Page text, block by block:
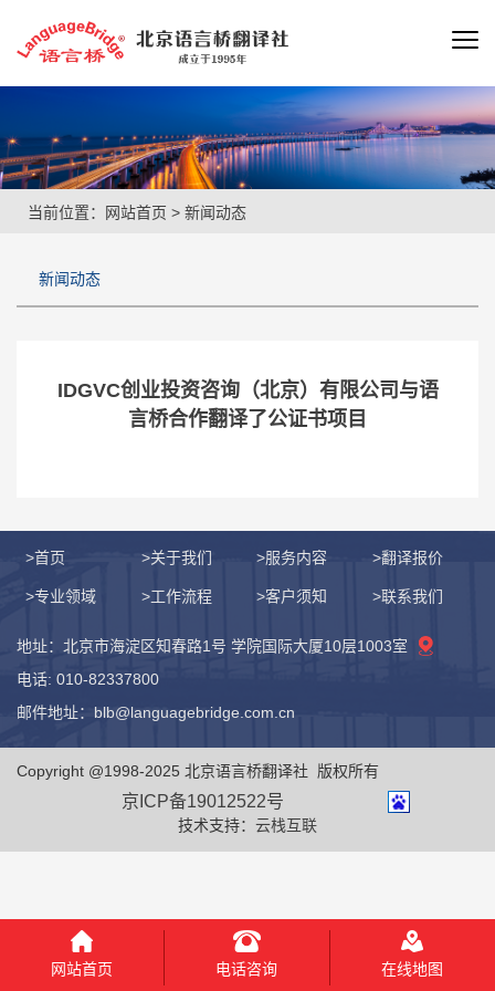
当前位置： 网站首页 > 新闻动态
新闻动态
IDGVC创业投资咨询（北京）有限公司与语
言桥合作翻译了公证书项目
>首页 >关于我们 >服务内容 >翻译报价
>专业领域 >工作流程 >客户须知 >联系我们
地址：北京市海淀区知春路1号 学院国际大厦10层1003室
电话: 010-82337800
邮件地址：blb@languagebridge.com.cn
Copyright @1998-2025 北京语言桥翻译社 版权所有
京ICP备19012522号
技术支持： 云栈互联
网站首页 电话咨询 在线地图